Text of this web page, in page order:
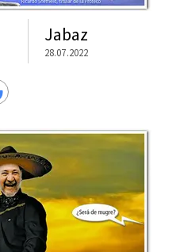
Jabaz
28.07.2022